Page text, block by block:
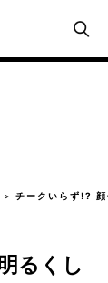
チークいらず!?
るくし